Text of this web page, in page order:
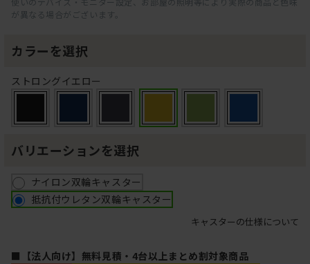
が異なる場合がございます。
カラーを選択
ストロングイエロー
バリエーションを選択
ナイロン双輪キャスター
抵抗付ウレタン双輪キャスター
キャスターの仕様について
■【法人向け】無料見積・4台以上まとめ割対象商品